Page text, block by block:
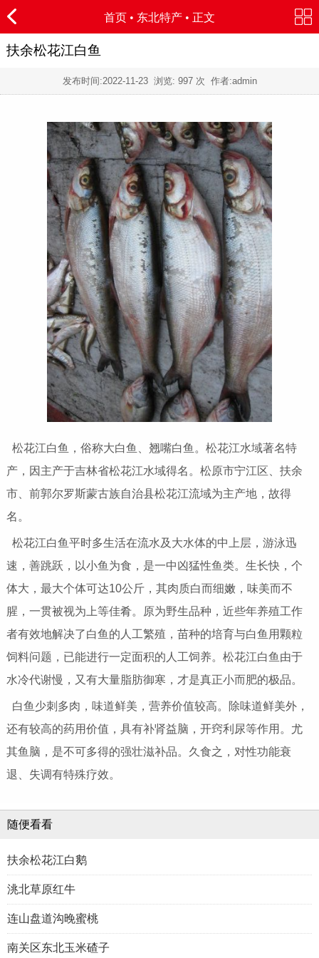
首页 • 东北特产 • 正文
扶余松花江白鱼
发布时间:2022-11-23浏览: 997 次 作者:admin
松花江白鱼，俗称大白鱼、翘嘴白鱼。松花江水域著名特
产，因主产于吉林省松花江水域得名。松原市宁江区、扶余
市、前郭尔罗斯蒙古族自治县松花江流域为主产地，故得
名。
松花江白鱼平时多生活在流水及大水体的中上层，游泳迅
速，善跳跃，以小鱼为食，是一中凶猛性鱼类。生长快，个
体大，最大个体可达10公斤，其肉质白而细嫩，味美而不
腥，一贯被视为上等佳肴。原为野生品种，近些年养殖工作
者有效地解决了白鱼的人工繁殖，苗种的培育与白鱼用颗粒
饲料问题，已能进行一定面积的人工饲养。松花江白鱼由于
水冷代谢慢，又有大量脂肪御寒，才是真正小而肥的极品。
白鱼少刺多肉，味道鲜美，营养价值较高。除味道鲜美外，
还有较高的药用价值，具有补肾益脑，开窍利尿等作用。尤
其鱼脑，是不可多得的强壮滋补品。久食之，对性功能衰
退、失调有特殊疗效。
随便看看
扶余松花江白鹅
洮北草原红牛
连山盘道沟晚蜜桃
南关区东北玉米碴子